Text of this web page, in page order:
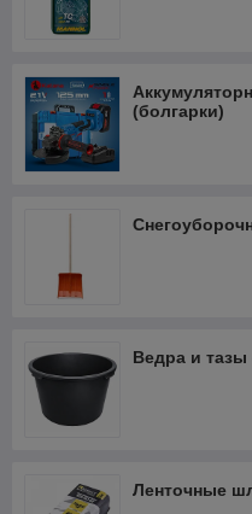
(болгарки)
Ведра и
Ленточные